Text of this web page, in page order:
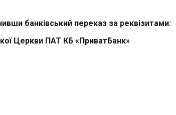
банківський переказ за реквізитами:
Церкви ПАТ КБ «ПриватБанк»